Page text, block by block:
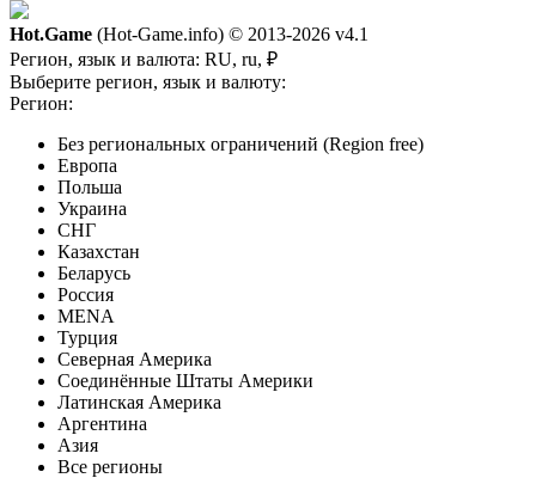
Hot.Game (Hot-Game.info) © 2013-2026 v4.1
Регион, язык и валюта: RU, ru, ₽
Выберите регион, язык и валюту:
Регион:
Без региональных ограничений (Region free)
Европа
Польша
Украина
СНГ
Казахстан
Беларусь
Россия
MENA
Турция
Северная Америка
Соединённые Штаты Америки
Латинская Америка
Аргентина
Азия
Все регионы